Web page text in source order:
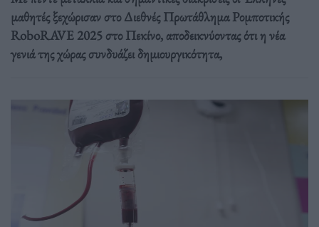
μαθητές ξεχώρισαν στο Διεθνές Πρωτάθλημα Ρομποτικής
RoboRAVE 2025 στο Πεκίνο, αποδεικνύοντας ότι η νέα
γενιά της χώρας συνδυάζει δημιουργικότητα,